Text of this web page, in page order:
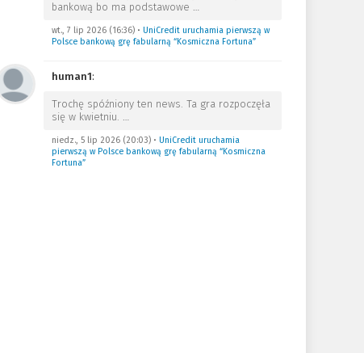
bankową bo ma podstawowe …
wt., 7 lip 2026 (16:36)• UniCredit uruchamia pierwszą w
Polsce bankową grę fabularną “Kosmiczna Fortuna”
human1:
Trochę spóźniony ten news. Ta gra rozpoczęła
się w kwietniu. …
niedz., 5 lip 2026 (20:03)• UniCredit uruchamia
pierwszą w Polsce bankową grę fabularną “Kosmiczna
Fortuna”